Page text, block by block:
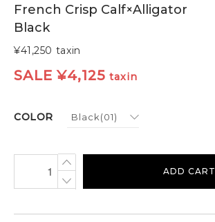
FEATURE
MAINTENANCE
STORE
French Crisp Calf×Alligator
Black
¥41,250 taxin
SALE¥4,125 taxin
COLOR
ADD CART